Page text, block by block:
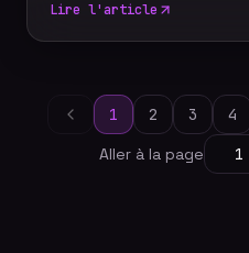
événement, les critères à
personnalisation et les
invités.
Lire l'article
1 2 3 4
Aller à la page